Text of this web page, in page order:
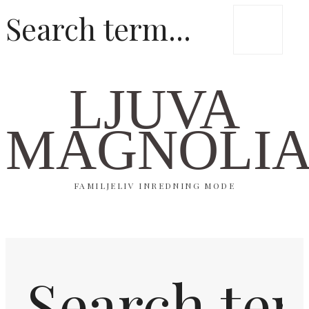
LJUVA
FAMILJELIV INREDNING MODE